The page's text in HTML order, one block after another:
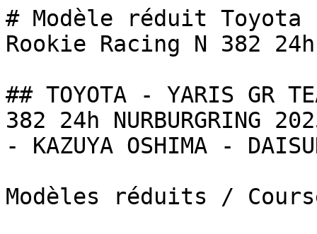
# Modèle réduit Toyota
Rookie Racing N 382
## TOYOTA - YARIS GR
382 24h NURBURGRING
- KAZUYA OSHIMA -
Modèles réduits /